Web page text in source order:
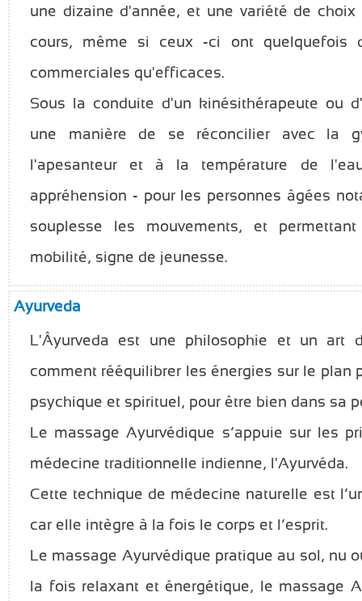
une dizaine d'année, et une variété de
cours, même si ceux -ci ont quelquefois
commerciales qu'efficaces.
Sous la conduite d'un kinésithérapeute ou
une manière de se réconcilier avec la
l'apesanteur et à la température de
appréhension - pour les personnes âgées
souplesse les mouvements, et
mobilité, signe de jeunesse.
Ayurveda
L'Âyurveda est une philosophie et un art
comment rééquilibrer les énergies sur le plan
psychique et spirituel, pour être bien dans sa
Le massage Ayurvédique s’appuie sur les
médecine traditionnelle indienne, l'Ayurvéda.
Cette technique de médecine naturelle est
car elle intègre à la fois le corps et l’esprit.
Le massage Ayurvédique pratique au sol, nu
la fois relaxant et énergétique, le massage